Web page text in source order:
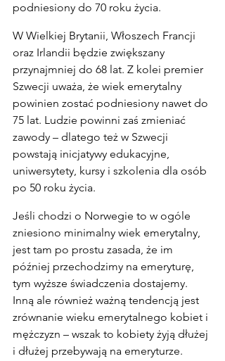
podniesiony do 70 roku życia.
W Wielkiej Brytanii, Włoszech Francji
oraz Irlandii będzie zwiększany
przynajmniej do 68 lat. Z kolei premier
Szwecji uważa, że wiek emerytalny
powinien zostać podniesiony nawet do
75 lat. Ludzie powinni zaś zmieniać
zawody – dlatego też w Szwecji
powstają inicjatywy edukacyjne,
uniwersytety, kursy i szkolenia dla osób
po 50 roku życia.
Jeśli chodzi o Norwegie to w ogóle
zniesiono minimalny wiek emerytalny,
jest tam po prostu zasada, że im
później przechodzimy na emeryturę,
tym wyższe świadczenia dostajemy.
Inną ale również ważną tendencją jest
zrównanie wieku emerytalnego kobiet i
mężczyzn – wszak to kobiety żyją dłużej
i dłużej przebywają na emeryturze.